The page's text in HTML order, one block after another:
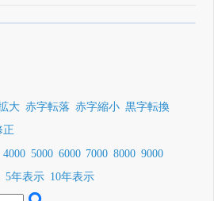
と米株版の先行利用も付きます
大 赤字転落 赤字縮小 黒字転換
正
4000 5000 6000 7000 8000 9000
5年表示 10年表示